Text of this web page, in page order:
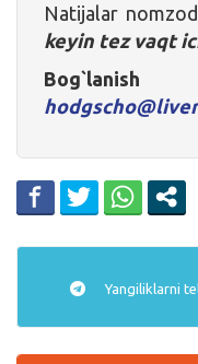
Natijalar
keyin tez vaqt
Yangiliklarni